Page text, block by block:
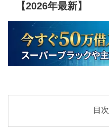
【2026年最新】
目次